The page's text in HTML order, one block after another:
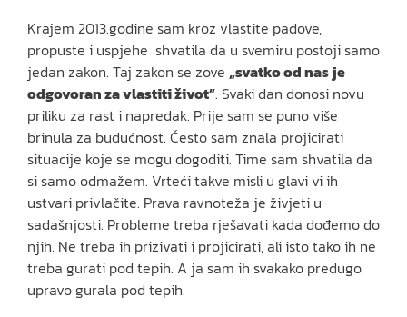
Krajem 2013.godine sam kroz vlastite padove,
propuste i uspjehe shvatila da u svemiru postoji samo
jedan zakon. Taj zakon se zove „svatko od nas je
odgovoran za vlastiti život”. Svaki dan donosi novu
priliku za rast i napredak. Prije sam se puno više
brinula za budućnost. Često sam znala projicirati
situacije koje se mogu dogoditi. Time sam shvatila da
si samo odmažem. Vrteći takve misli u glavi vi ih
ustvari privlačite. Prava ravnoteža je živjeti u
sadašnjosti. Probleme treba rješavati kada dođemo do
njih. Ne treba ih prizivati i projicirati, ali isto tako ih ne
treba gurati pod tepih. A ja sam ih svakako predugo
upravo gurala pod tepih.